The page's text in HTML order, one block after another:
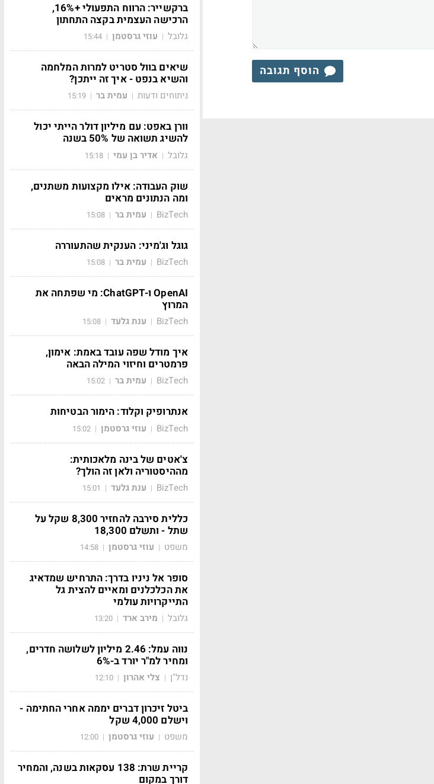
הוסף תגובה
ברקשייר: הרווח התפעולי +16%,
הרכישה העצמית בקצה התחתון
גלובל | עוזי גרסטמן |
15:44
שיאים בוול סטריט למרות המלחמה
והשיא בנפט - איך זה ייתכן?
ניתוחים ודעות | עמית בר |
15:19
וורן באפט: עם מיליון דולר הייתי יכול
להשיג תשואה של 50% בשנה
גלובל | אדיר בן עמי |
15:18
שוק העבודה: אילו מקצועות משתנים,
ומה הנתונים מראים
BizTech
| עמית בר |
15:08
גוגל וג'מיני: הענקית שהתעוררה
BizTech
| עמית בר |
15:08
OpenAI ו-ChatGPT: מי שפתחה את
המרוץ
BizTech
| ענת גלעד |
15:08
איך מודל שפה עובד באמת: אימון,
פרמטרים וחיזוי המילה הבאה
BizTech
| עמית בר |
15:02
אנתרופיק וקלוד: הימור הבטיחות
BizTech
| עוזי גרסטמן |
15:02
צ'אטים של בינה מלאכותית:
מההיסטוריה ולאן זה הולך?
BizTech
| ענת גלעד |
15:01
כללית סירבה להחזיר 8,300 שקל על
שתל - ותשלם 18,300
משפט | עוזי גרסטמן |
14:58
סופר אל ניניו בדרך: התרחיש שמדאיג
את הכלכלנים ומאיים להצית גל
התייקרויות עולמי
גלובל | מירב ארד |
13:20
נווה עמל: 2.46 מיליון לשלושה חדרים,
ומחיר למ"ר יורד ב-6%
נדל"ן | צלי אהרון |
12:10
ביטל זיכרון דברים יממה אחרי החתימה -
וישלם 4,000 שקל
משפט | עוזי גרסטמן |
12:00
קריית שרת: 138 עסקאות בשנה, והמחיר
דורך במקום